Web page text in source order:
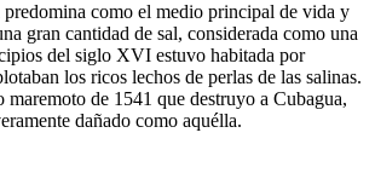
como el medio principal de vida y
gran cantidad de sal, considerada como una
del siglo XVI estuvo habitada por
los ricos lechos de perlas de las salinas.
de 1541 que destruyo a Cubagua,
dañado como aquélla.